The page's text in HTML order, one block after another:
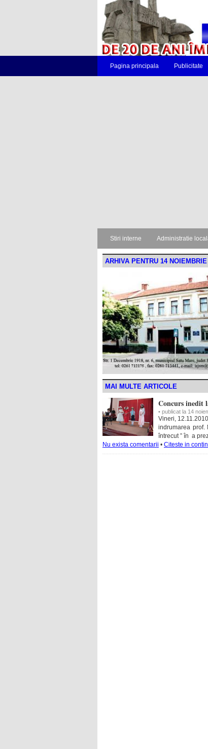
Pagina principala Publicitate
Stiri interne Administratie
ARHIVA PENTRU 14
MAI MULTE ARTICOLE
Concurs inedit
• publicat la 14
Vineri,
indrumarea prof.
întrecut ” în a
Nu exista comentarii • Citeste in